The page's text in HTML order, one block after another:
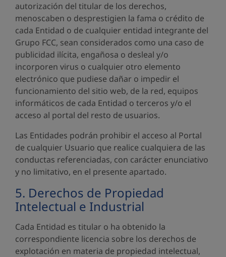
autorización del titular de los derechos,
menoscaben o desprestigien la fama o crédito de
cada Entidad o de cualquier entidad integrante del
Grupo FCC, sean considerados como una caso de
publicidad ilícita, engañosa o desleal y/o
incorporen virus o cualquier otro elemento
electrónico que pudiese dañar o impedir el
funcionamiento del sitio web, de la red, equipos
informáticos de cada Entidad o terceros y/o el
acceso al portal del resto de usuarios.
Las Entidades podrán prohibir el acceso al Portal
de cualquier Usuario que realice cualquiera de las
conductas referenciadas, con carácter enunciativo
y no limitativo, en el presente apartado.
5. Derechos de Propiedad
Intelectual e Industrial
Cada Entidad es titular o ha obtenido la
correspondiente licencia sobre los derechos de
explotación en materia de propiedad intelectual,